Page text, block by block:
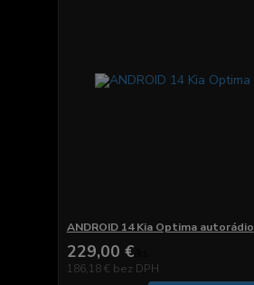
ANDROID 14 Kia Optima autorádio
229,00 €
186,18 € bez DPH